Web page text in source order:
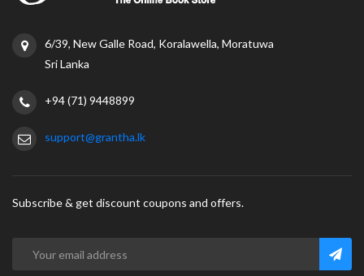
6/39, New Galle Road, Koralawella, Moratuwa
Sri Lanka
+94 (71) 9448899
support@grantha.lk
Subscribe & get discount coupons and offers.